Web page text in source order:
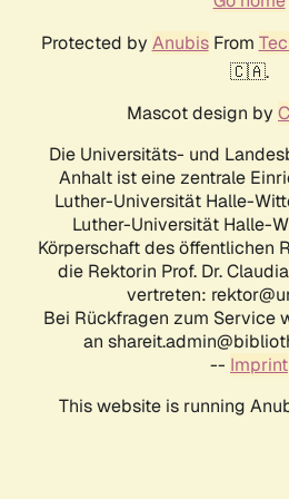
Protected by AnubisFrom
🇨🇦.
Mascot design by
Die Universitäts- und
Anhalt ist eine zentrale
Luther-Universität Halle-
Luther-Universität Halle-
Körperschaft des öffentlichen
die Rektorin Prof. Dr.
vertreten:
Bei Rückfragen zum Service
an
-- Imprint
This website is running